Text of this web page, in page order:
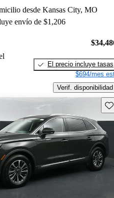
desde Kansas City, MO
envío de $1,206
El precio incluye tasas
$694/mes
Verif. disponibilidad